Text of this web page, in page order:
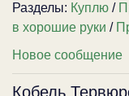
Разделы: Куплю /
в хорошие руки /
Новое сообщение
Кобель